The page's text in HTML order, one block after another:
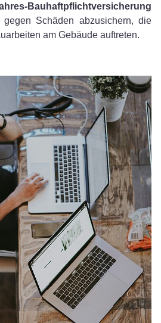
Bauhaftpflichtversicherung
Schäden abzusichern, die
am Gebäude auftreten.